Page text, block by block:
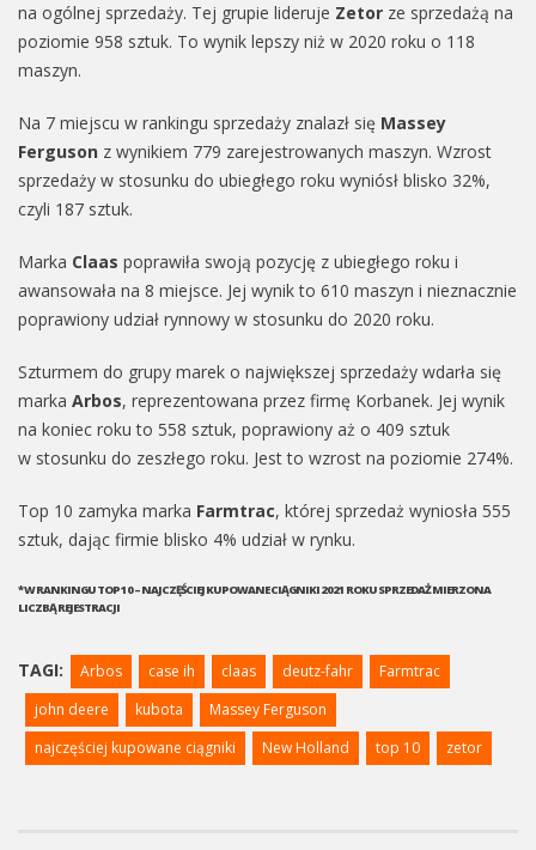
na ogólnej sprzedaży. Tej grupie lideruje Zetor ze sprzedażą na
poziomie 958 sztuk. To wynik lepszy niż w 2020 roku o 118
maszyn.
Na 7 miejscu w rankingu sprzedaży znalazł się Massey
Ferguson z wynikiem 779 zarejestrowanych maszyn. Wzrost
sprzedaży w stosunku do ubiegłego roku wyniósł blisko 32%,
czyli 187 sztuk.
Marka Claas poprawiła swoją pozycję z ubiegłego roku i
awansowała na 8 miejsce. Jej wynik to 610 maszyn i nieznacznie
poprawiony udział rynnowy w stosunku do 2020 roku.
Szturmem do grupy marek o największej sprzedaży wdarła się
marka Arbos, reprezentowana przez firmę Korbanek. Jej wynik
na koniec roku to 558 sztuk, poprawiony aż o 409 sztuk
w stosunku do zeszłego roku. Jest to wzrost na poziomie 274%.
Top 10 zamyka marka Farmtrac, której sprzedaż wyniosła 555
sztuk, dając firmie blisko 4% udział w rynku.
* W RANKINGU TOP 10 – NAJCZĘŚCIEJ KUPOWANE CIĄGNIKI 2021 ROKU SPRZEDAŻ MIERZONA
LICZBĄ REJESTRACJI
TAGI: Arbos case ih claas deutz-fahr
Farmtrac
john deere
kubota
Massey Ferguson
najczęściej kupowane ciągniki
New Holland top 10 zetor